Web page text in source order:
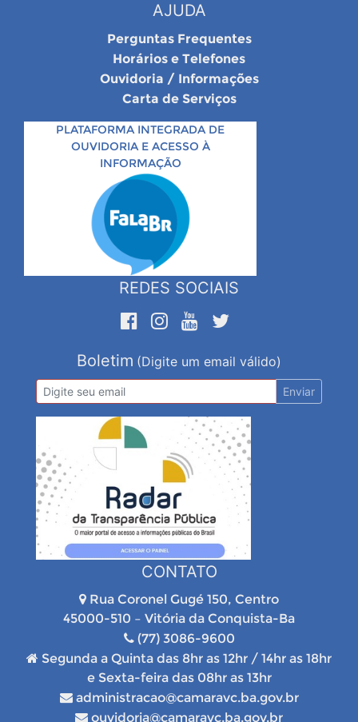
AJUDA
Perguntas Frequentes
Horários e Telefones
Ouvidoria / Informações
Carta de Serviços
PLATAFORMA INTEGRADA DE
OUVIDORIA E ACESSO À
INFORMAÇÃO
REDES SOCIAIS
Boletim (Digite um email válido)
Enviar
CONTATO
Rua Coronel Gugé 150, Centro
45000-510 – Vitória da Conquista-Ba
(77) 3086-9600
Segunda a Quinta das 8hr as 12hr / 14hr as 18hr
e Sexta-feira das 08hr as 13hr
administracao@camaravc.ba.gov.br
ouvidoria@camaravc.ba.gov.br